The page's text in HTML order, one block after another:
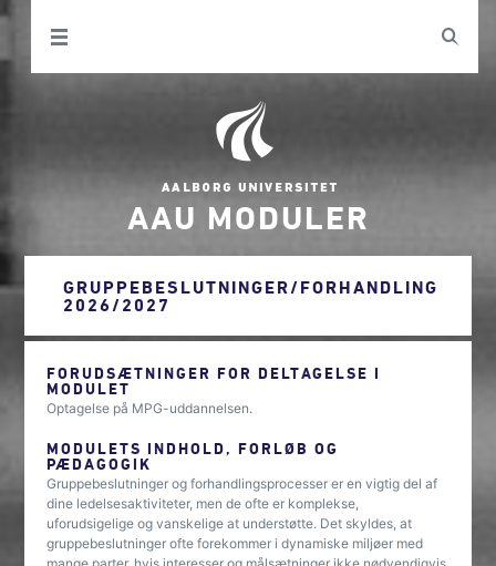
AAU MODULER
GRUPPEBESLUTNINGER/FORHANDLING
2026/2027
FORUDSÆTNINGER FOR DELTAGELSE I
MODULET
Optagelse på MPG-uddannelsen.
MODULETS INDHOLD, FORLØB OG
PÆDAGOGIK
Gruppebeslutninger og forhandlingsprocesser er en vigtig del af
dine ledelsesaktiviteter, men de ofte er komplekse,
uforudsigelige og vanskelige at understøtte. Det skyldes, at
gruppebeslutninger ofte forekommer i dynamiske miljøer med